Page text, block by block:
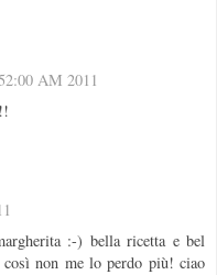
AM 2011
:-) bella ricetta e bel
non me lo perdo più! ciao